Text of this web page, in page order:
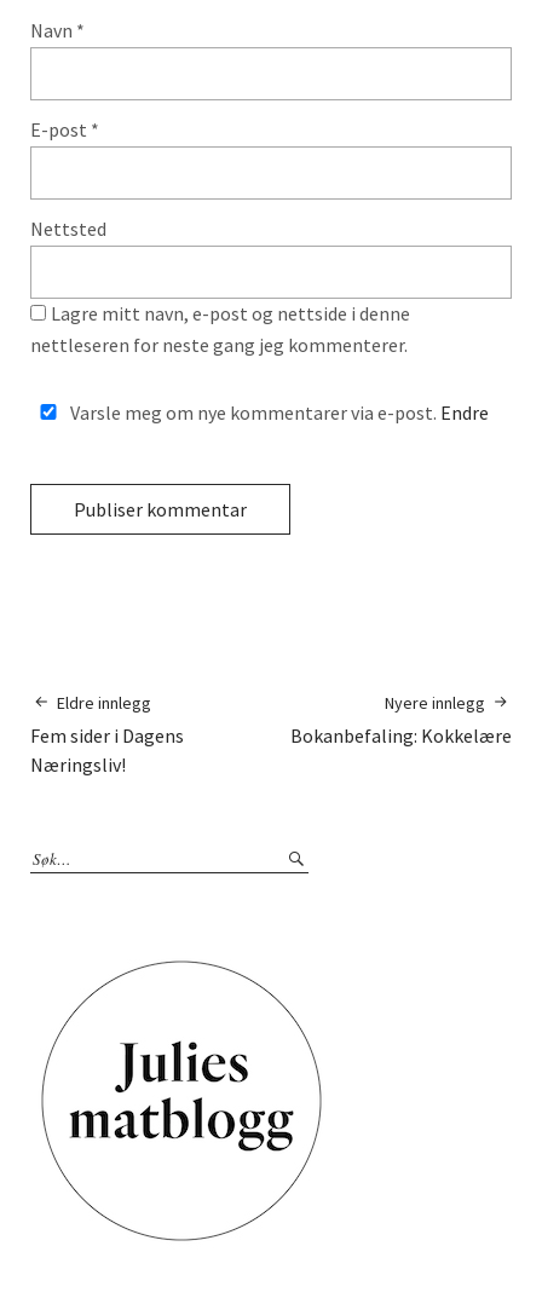
Navn *
E-post *
Nettsted
Lagre mitt navn, e-post og nettside i denne
nettleseren for neste gang jeg kommenterer.
Varsle meg om nye kommentarer via e-post. Endre
Eldre innlegg
Fem sider i Dagens
Næringsliv!
Nyere innlegg
Bokanbefaling: Kokkelære